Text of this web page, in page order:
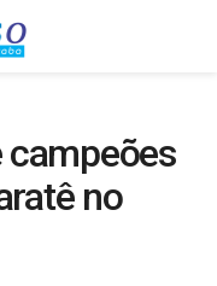
campeões
no